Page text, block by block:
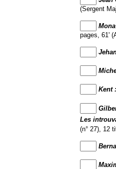
(Sergent
pages, 61'
Kent
Les
(n° 27), 12